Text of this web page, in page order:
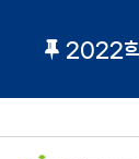
2022학년도